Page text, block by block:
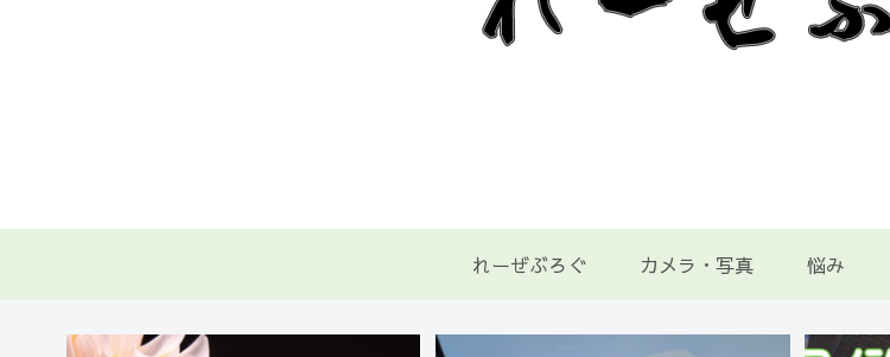
れーぜぶろぐ カメラ・写真 悩み